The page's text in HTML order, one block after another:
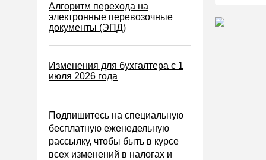
Онлайн-кассы ККТ ККМ
Управленческий учет
Анализ хозяйственной
Охрана труда и аттестация
Охрана труда
Алгоритм перехода на
электронные перевозочные
документы (ЭПД)
Изменения для бухгалтера с 1
июля 2026 года
Подпишитесь на специальную
бесплатную еженедельную
рассылку, чтобы быть в курсе
всех изменений в налогах и